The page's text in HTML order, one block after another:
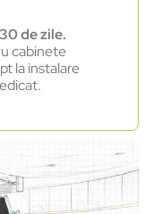
de zile.
cabinete
la instalare